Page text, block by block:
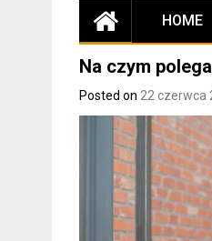
HOME
Na czym
Posted on 22 czerwca